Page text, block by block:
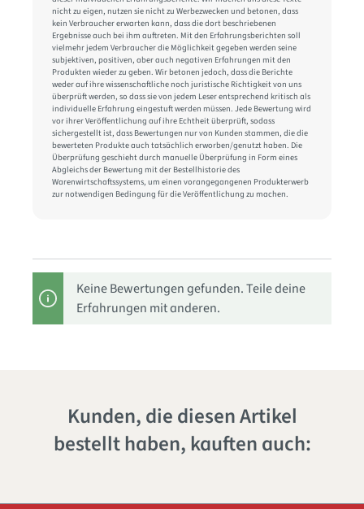
nicht zu eigen, nutzen sie nicht zu Werbezwecken und betonen, dass
kein Verbraucher erwarten kann, dass die dort beschriebenen
Ergebnisse auch bei ihm auftreten. Mit den Erfahrungsberichten soll
vielmehr jedem Verbraucher die Möglichkeit gegeben werden seine
subjektiven, positiven, aber auch negativen Erfahrungen mit den
Produkten wieder zu geben. Wir betonen jedoch, dass die Berichte
weder auf ihre wissenschaftliche noch juristische Richtigkeit von uns
überprüft werden, so dass sie von jedem Leser entsprechend kritisch als
individuelle Erfahrung eingestuft werden müssen. Jede Bewertung wird
vor ihrer Veröffentlichung auf ihre Echtheit überprüft, sodass
sichergestellt ist, dass Bewertungen nur von Kunden stammen, die die
bewerteten Produkte auch tatsächlich erworben/genutzt haben. Die
Überprüfung geschieht durch manuelle Überprüfung in Form eines
Abgleichs der Bewertung mit der Bestellhistorie des
Warenwirtschaftssystems, um einen vorangegangenen Produkterwerb
zur notwendigen Bedingung für die Veröffentlichung zu machen.
Keine Bewertungen gefunden. Teile deine
Erfahrungen mit anderen.
Kunden, die diesen Artikel
bestellt haben, kauften auch: